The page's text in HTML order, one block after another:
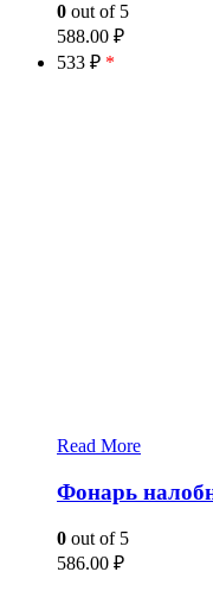
0 out of 5
588.00 ₽
533 ₽ *
Read More
Фонарь
0 out of 5
586.00 ₽